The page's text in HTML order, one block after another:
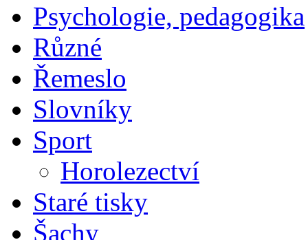
Psychologie, pedagogika
Různé
Řemeslo
Slovníky
Sport
Horolezectví
Staré tisky
Šachy